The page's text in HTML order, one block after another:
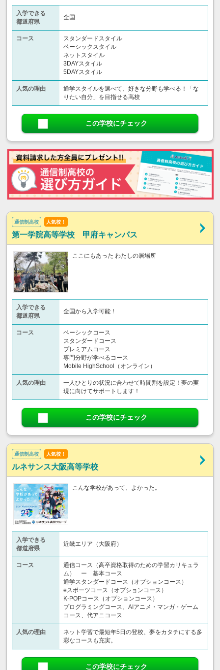
入学できる
都道府県
全国
コース
スタンダードスタイル
ベーシックスタイル
ネットスタイル
3DAYスタイル
5DAYスタイル
人気の理由
通学スタイルを選べて、好きな分野も学べる！「な
りたい自分」を目指せる高校
この学校にチェック
通信制高校 人気校！
第一学院高等学校 甲府キャンパス
ここにもあった わたしの居場所
入学できる
都道府県
全国から入学可能！
コース
ベーシックコース
スタンダードコース
プレミアムコース
専門分野が学べるコース
Mobile HighSchool（オンライン）
人気の理由
一人ひとりの状況に合わせて時間割を設定！夢の実
現に向けてサポートします！
この学校にチェック
通信制高校 人気校！
ルネサンス大阪高等学校
こんな学校があって、よかった。
入学できる
都道府県
近畿エリア（大阪府）
コース
通信コース（高卒資格取得のための学習カリキュラ
ム） ー 基本コース
通学スタンダードコース（オプションコース）
eスポーツコース（オプションコース）
K-POPコース（オプションコース）
プログラミングコース、AIアニメ・マンガ・ゲーム
コース、代アニコース
人気の理由
ネット学習で最短年5日の登校、夢をカタチにする多
彩なコースも充実。
この学校にチェック